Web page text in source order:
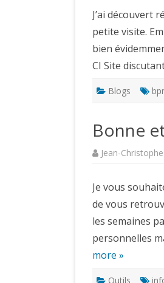
J’ai découvert
petite visite.
bien
CI Site
Blogs
Bonne
Jean-Christophe
Je vous
de vous
les semaines
personnelles
more »
Outils